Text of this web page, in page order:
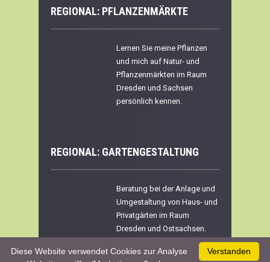
REGIONAL: PFLANZENMÄRKTE
Lernen Sie meine Pflanzen
und mich auf Natur- und
Pflanzenmärkten im Raum
Dresden und Sachsen
persönlich kennen.
REGIONAL: GARTENGESTALTUNG
Beratung bei der Anlage und
Umgestaltung von Haus- und
Privatgärten im Raum
Dresden und Ostsachsen.
Verstanden
Diese Website verwendet Cookies zur Analyse